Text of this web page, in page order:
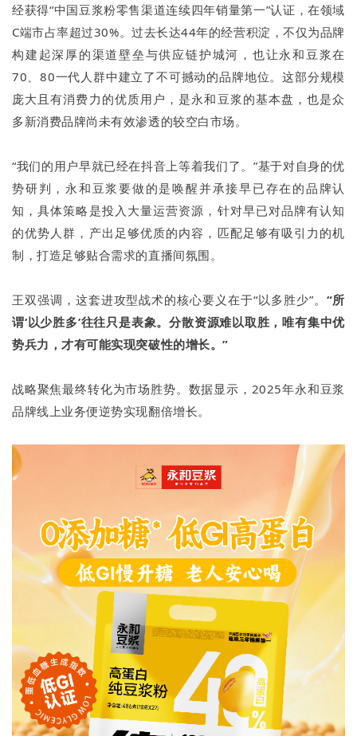
经获得“中国豆浆粉零售渠道连续四年销量第一”认证，在领域
C端市占率超过30%。过去长达44年的经营积淀，不仅为品牌
构建起深厚的渠道壁垒与供应链护城河，也让永和豆浆在
70、80一代人群中建立了不可撼动的品牌地位。这部分规模
庞大且有消费力的优质用户，是永和豆浆的基本盘，也是众
多新消费品牌尚未有效渗透的较空白市场。
“我们的用户早就已经在抖音上等着我们了。”基于对自身的优
势研判，永和豆浆要做的是唤醒并承接早已存在的品牌认
知，具体策略是投入大量运营资源，针对早已对品牌有认知
的优势人群，产出足够优质的内容，匹配足够有吸引力的机
制，打造足够贴合需求的直播间氛围。
王双强调，这套进攻型战术的核心要义在于“以多胜少”。 “所
谓‘以少胜多’往往只是表象。分散资源难以取胜，唯有集中优
势兵力，才有可能实现突破性的增长。”
战略聚焦最终转化为市场胜势。数据显示，2025年永和豆浆
品牌线上业务便逆势实现翻倍增长。